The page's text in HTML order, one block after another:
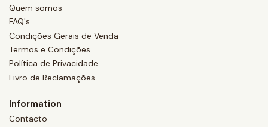
Quem somos
FAQ's
Condições Gerais de Venda
Termos e Condições
Política de Privacidade
Livro de Reclamações
Information
Contacto